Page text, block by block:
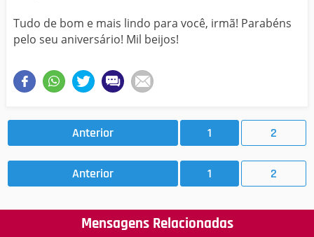
Tudo de bom e mais lindo para você, irmã! Parabéns
pelo seu aniversário! Mil beijos!
Anterior 1 2
Anterior 1 2
Mensagens Relacionadas